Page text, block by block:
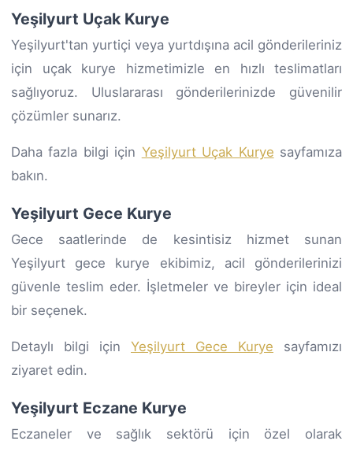
Yeşilyurt Uçak Kurye
Yeşilyurt'tan yurtiçi veya yurtdışına acil gönderileriniz
için uçak kurye hizmetimizle en hızlı teslimatları
sağlıyoruz. Uluslararası gönderilerinizde güvenilir
çözümler sunarız.
Daha fazla bilgi için Yeşilyurt Uçak Kurye sayfamıza
bakın.
Yeşilyurt Gece Kurye
Gece saatlerinde de kesintisiz hizmet sunan
Yeşilyurt gece kurye ekibimiz, acil gönderilerinizi
güvenle teslim eder. İşletmeler ve bireyler için ideal
bir seçenek.
Detaylı bilgi için Yeşilyurt Gece Kurye sayfamızı
ziyaret edin.
Yeşilyurt Eczane Kurye
Eczaneler ve sağlık sektörü için özel olarak